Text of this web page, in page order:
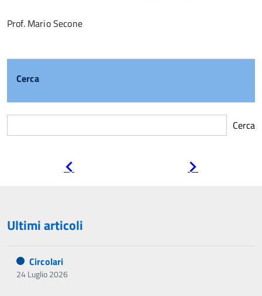
Prof. Mario Secone
Cerca
Cerca
Ultimi articoli
Circolari
24 Luglio 2026